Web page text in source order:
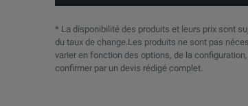
* La disponibilité des produits et leurs prix sont
du taux de change.Les produits ne sont pas
varier en fonction des options, de la
confirmer par un devis rédigé complet.